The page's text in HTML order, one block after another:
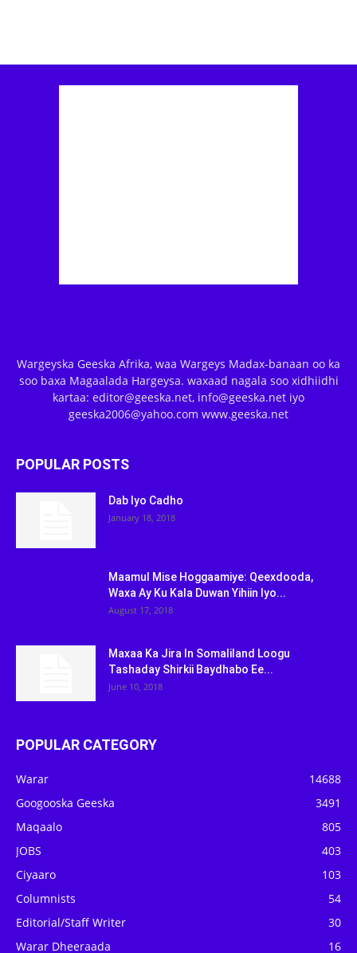
Wargeyska Geeska Afrika, waa Wargeys Madax-banaan oo ka
soo baxa Magaalada Hargeysa. waxaad nagala soo xidhiidhi
kartaa: editor@geeska.net, info@geeska.net iyo
geeska2006@yahoo.com www.geeska.net
POPULAR POSTS
Dab Iyo Cadho
January 18, 2018
Maamul Mise Hoggaamiye: Qeexdooda,
Waxa Ay Ku Kala Duwan Yihiin Iyo...
August 17, 2018
Maxaa Ka Jira In Somaliland Loogu
Tashaday Shirkii Baydhabo Ee...
June 10, 2018
POPULAR CATEGORY
Warar
14688
Googooska Geeska
3491
Maqaalo
805
JOBS
403
Ciyaaro
103
Columnists
54
Editorial/Staff Writer
30
Warar Dheeraada
16